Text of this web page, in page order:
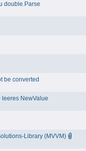
double.Parse
be converted
NewValue
Library (MVVM)